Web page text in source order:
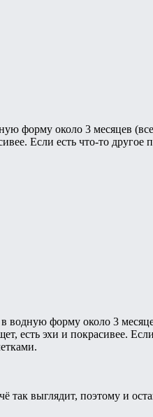
форму около 3 месяцев
Если есть что-то
водную форму около 3
есть эхи и покрасивее.
так выглядит, поэтому и